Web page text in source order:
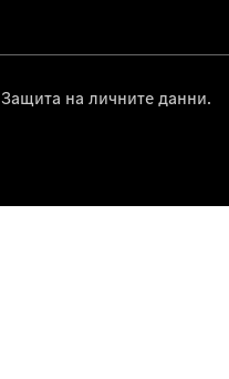
Защита на личните данни.